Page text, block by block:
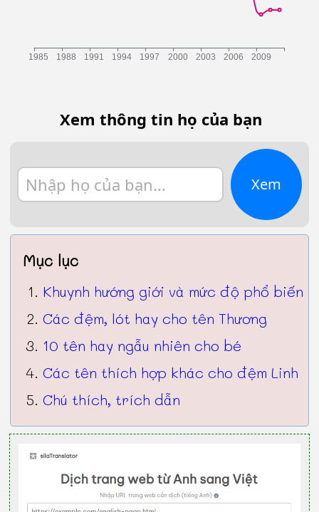
Xem thông tin họ của bạn
Xem
Mục lục
Khuynh hướng giới và mức độ phổ biến
Các đệm, lót hay cho tên Thương
10 tên hay ngẫu nhiên cho bé
Các tên thích hợp khác cho đệm Linh
Chú thích, trích dẫn